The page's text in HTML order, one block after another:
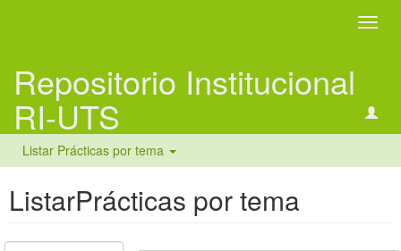
Repositorio Institucional
RI-UTS
Listar Prácticas por tema
ListarPrácticas por tema